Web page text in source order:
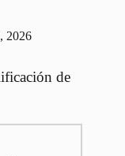
2026
de